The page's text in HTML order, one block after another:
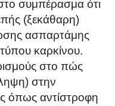
συμπέρασμα ότι
(ξεκάθαρη)
ασπαρτάμης
καρκίνου.
στο πώς
στην
όπως αντίστροφη